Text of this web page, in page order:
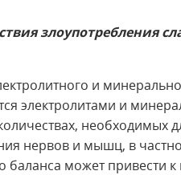
злоупотребления
и
электролитами и
необходимых
нервов и мышц, в
баланса может привести